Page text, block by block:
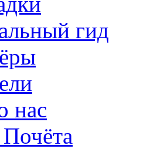
гид
нас